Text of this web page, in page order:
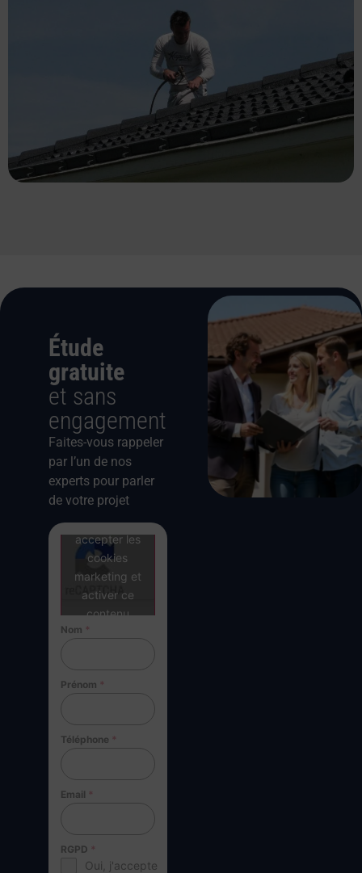
Étude
gratuite
et sans
engagement
Faites-vous rappeler
par l’un de nos
experts pour parler
de votre projet
Cliquez pour
accepter les
cookies
marketing et
activer ce
contenu
Nom *
Prénom *
Téléphone *
Email *
RGPD *
Oui, j'accepte